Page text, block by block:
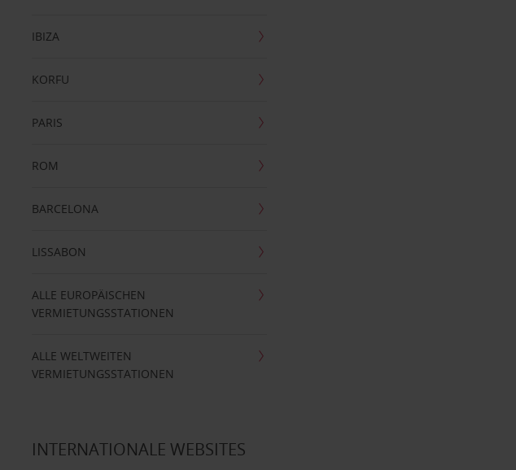
IBIZA
KORFU
PARIS
ROM
BARCELONA
LISSABON
ALLE EUROPÄISCHEN
VERMIETUNGSSTATIONEN
ALLE WELTWEITEN
VERMIETUNGSSTATIONEN
INTERNATIONALE WEBSITES